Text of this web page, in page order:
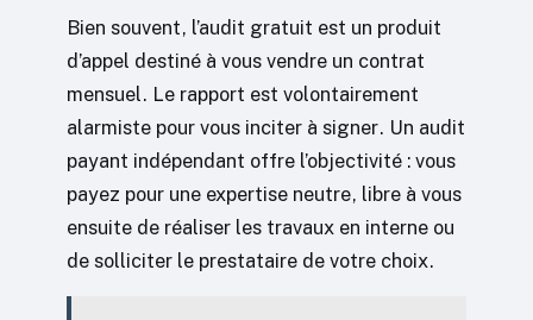
Bien souvent, l’audit gratuit est un produit
d’appel destiné à vous vendre un contrat
mensuel. Le rapport est volontairement
alarmiste pour vous inciter à signer. Un audit
payant indépendant offre l’objectivité : vous
payez pour une expertise neutre, libre à vous
ensuite de réaliser les travaux en interne ou
de solliciter le prestataire de votre choix.